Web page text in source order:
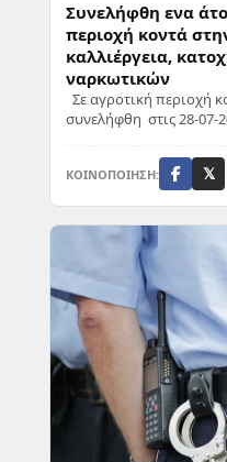
Συνελήφθη ενα
περιοχή κοντά
καλλιέργεια,
ναρκωτικών
Σε αγροτική περιοχή
συνελήφθη στις 28-07-
ΚΟΙΝΟΠΟΙΗΣΗ: 𝕏